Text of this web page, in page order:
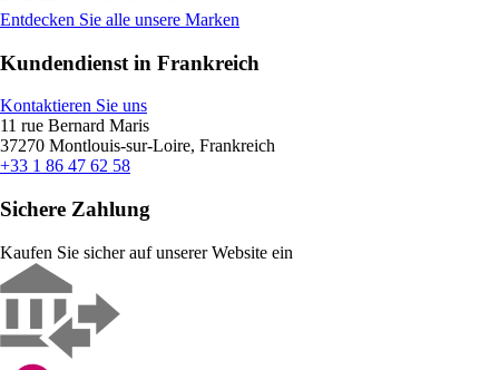
Entdecken Sie alle unsere Marken
Kundendienst in Frankreich
Kontaktieren Sie uns
11 rue Bernard Maris
37270 Montlouis-sur-Loire, Frankreich
+33 1 86 47 62 58
Sichere Zahlung
Kaufen Sie sicher auf unserer Website ein